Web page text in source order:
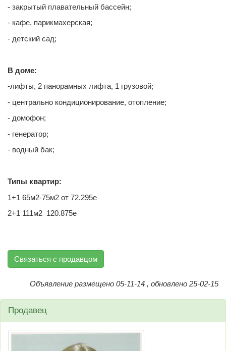
- закрытый плавательный бассейн;
- кафе, парикмахерская;
- детский сад;
В доме:
-лифты, 2 панорамных лифта, 1 грузовой;
- центрально кондиционирование, отопление;
- домофон;
- генератор;
- водный бак;
Типы квартир:
1+1 65м2-75м2 от 72.295е
2+1 111м2 120.875е
Связаться с продавцом
Объявление размещено 05-11-14 , обновлено 25-02-15
Продавец